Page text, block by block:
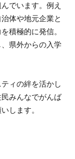
でいます。例え
体や地元企業と
積極的に発信。
県外からの入学
ィの絆を活かし
みんなでがんば
します。